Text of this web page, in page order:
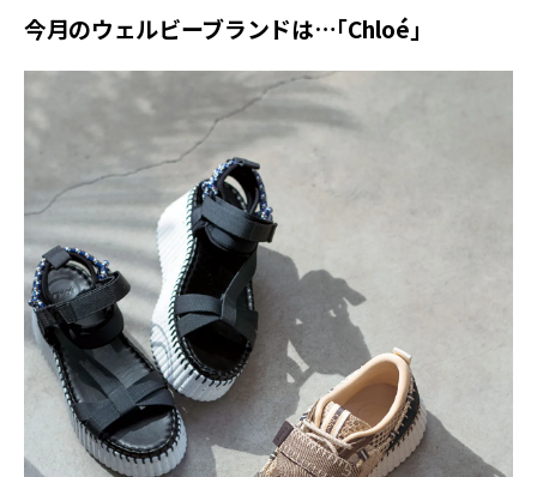
今月のウェルビーブランドは…「Chloé」